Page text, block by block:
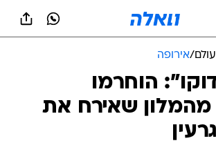
/אירופה
הוחרמו
שאירח את